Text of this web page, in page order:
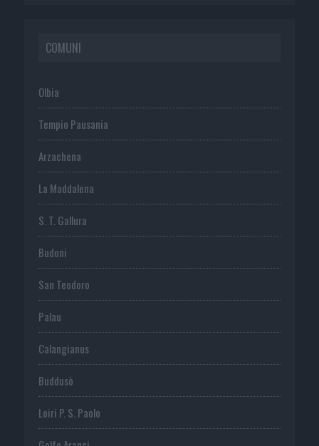
COMUNI
Olbia
Tempio Pausania
Arzachena
La Maddalena
S. T. Gallura
Budoni
San Teodoro
Palau
Calangianus
Buddusò
Loiri P. S. Paolo